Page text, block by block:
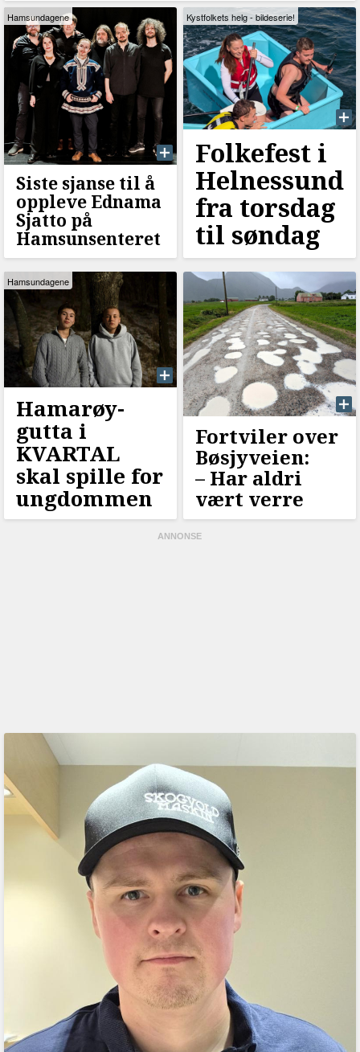
Hamsundagene
Siste sjanse til å
oppleve Ednama
Sjatto på
Hamsunsenteret
Kystfolkets helg - bildeserie!
Folkefest i
Helnessund
fra torsdag
til søndag
Hamsundagene
Hamarøy-
gutta i
KVARTAL
skal spille for
ungdommen
Fortviler over
Bøsjyveien:
–⁠ Har aldri
vært verre